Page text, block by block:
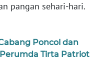
pangan sehari-hari.
Poncol dan
Tirta Patriot